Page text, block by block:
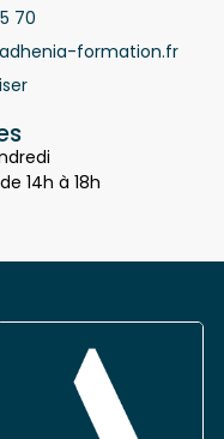
70
formation.fr